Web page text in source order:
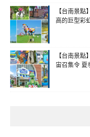
【台南景
高的巨型彩
【台南景
宙召集令 夏